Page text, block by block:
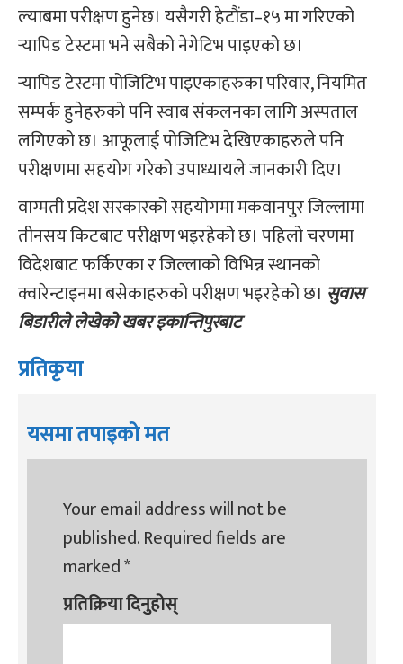
ल्याबमा परीक्षण हुनेछ। यसैगरी हेटौंडा–१५ मा गरिएको
र्‍यापिड टेस्टमा भने सबैको नेगेटिभ पाइएको छ।
र्‍यापिड टेस्टमा पोजिटिभ पाइएकाहरुका परिवार, नियमित
सम्पर्क हुनेहरुको पनि स्वाब संकलनका लागि अस्पताल
लगिएको छ। आफूलाई पोजिटिभ देखिएकाहरुले पनि
परीक्षणमा सहयोग गरेको उपाध्यायले जानकारी दिए।
वाग्मती प्रदेश सरकारको सहयोगमा मकवानपुर जिल्लामा
तीनसय किटबाट परीक्षण भइरहेको छ। पहिलो चरणमा
विदेशबाट फर्किएका र जिल्लाको विभिन्न स्थानको
क्वारेन्टाइनमा बसेकाहरुको परीक्षण भइरहेको छ। सुवास
बिडारीले लेखेको खबर इकान्तिपुरबाट
प्रतिकृया
यसमा तपाइको मत
Your email address will not be
published.Required fields are
marked*
प्रतिक्रिया दिनुहोस्